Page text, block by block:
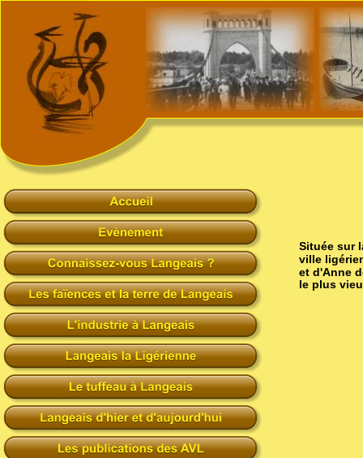
Située sur
ville
et d'Anne
le plus